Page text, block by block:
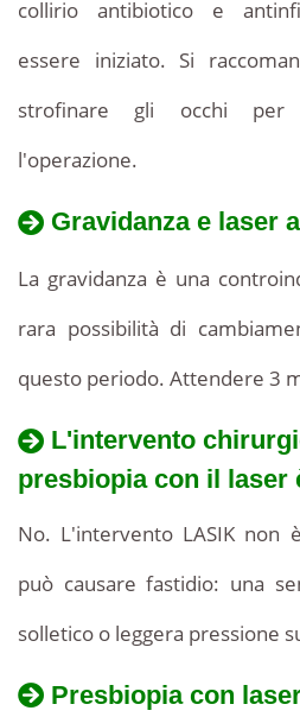
collirio antibiotico e
essere iniziato. Si
strofinare gli occhi per
l'operazione.
Gravidanza e laser
La gravidanza è una
rara possibilità di
questo periodo. Attendere 3
L'intervento
presbiopia con il laser
No. L'intervento LASIK non
può causare fastidio: una
solletico o leggera pressione
Presbiopia con